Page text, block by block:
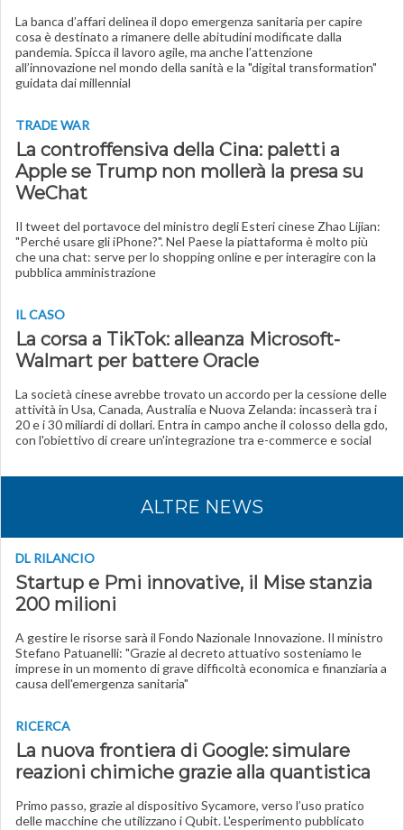
La banca d’affari delinea il dopo emergenza sanitaria per capire
cosa è destinato a rimanere delle abitudini modificate dalla
pandemia. Spicca il lavoro agile, ma anche l’attenzione
all’innovazione nel mondo della sanità e la "digital transformation"
guidata dai millennial
TRADE WAR
La controffensiva della Cina: paletti a
Apple se Trump non mollerà la presa su
WeChat
Il tweet del portavoce del ministro degli Esteri cinese Zhao Lijian:
"Perché usare gli iPhone?". Nel Paese la piattaforma è molto più
che una chat: serve per lo shopping online e per interagire con la
pubblica amministrazione
IL CASO
La corsa a TikTok: alleanza Microsoft-
Walmart per battere Oracle
La società cinese avrebbe trovato un accordo per la cessione delle
attività in Usa, Canada, Australia e Nuova Zelanda: incasserà tra i
20 e i 30 miliardi di dollari. Entra in campo anche il colosso della gdo,
con l'obiettivo di creare un'integrazione tra e-commerce e social
ALTRE NEWS
DL RILANCIO
Startup e Pmi innovative, il Mise stanzia
200 milioni
A gestire le risorse sarà il Fondo Nazionale Innovazione. Il ministro
Stefano Patuanelli: "Grazie al decreto attuativo sosteniamo le
imprese in un momento di grave difficoltà economica e finanziaria a
causa dell'emergenza sanitaria"
RICERCA
La nuova frontiera di Google: simulare
reazioni chimiche grazie alla quantistica
Primo passo, grazie al dispositivo Sycamore, verso l’uso pratico
delle macchine che utilizzano i Qubit. L'esperimento pubblicato